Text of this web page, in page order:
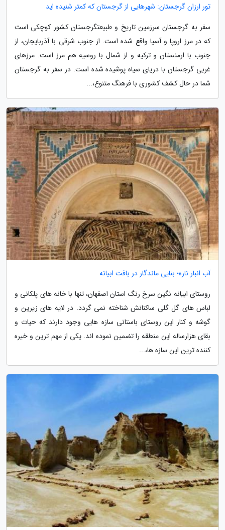
تور ارزان گرجستان: شهرهایی از گرجستان که کمتر شنیده اید
سفر به گرجستان سرزمین تاریخ و طبیعتگرجستان کشور کوچکی است
که در مرز اروپا و آسیا واقع شده است. از جنوب شرقی با آذربایجان، از
جنوب با ارمنستان و ترکیه و از شمال با روسیه هم مرز است. مرزهای
غربی گرجستان با دریای سیاه پوشیده شده است. در سفر به گرجستان
شما در حال کشف کشوری با فرهنگ متنوع،...
آب انبار ناره؛ بنایی ماندگار در بافت ابیانه
روستای ابیانه نگین سرخ رنگ استان اصفهان، تنها با خانه های پلکانی و
لباس های گل گلی ساکنانش شناخته نمی گردد. در لایه های زیرین و
گوشه و کنار این روستای باستانی سازه هایی وجود دارند که حیات و
بقای هزارساله این منطقه را تضمین نموده اند. یکی از مهم ترین و خیره
کننده ترین این سازه ها،...